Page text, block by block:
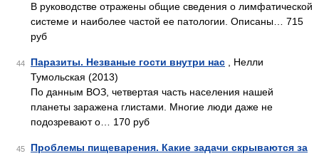
В руководстве отражены общие сведения о лимфатической
системе и наиболее частой ее патологии. Описаны… 715
руб
44 Паразиты. Незваные гости внутри нас , Нелли
Тумольская (2013)
По данным ВОЗ, четвертая часть населения нашей
планеты заражена глистами. Многие люди даже не
подозревают о… 170 руб
45
Проблемы пищеварения. Какие задачи скрываются за